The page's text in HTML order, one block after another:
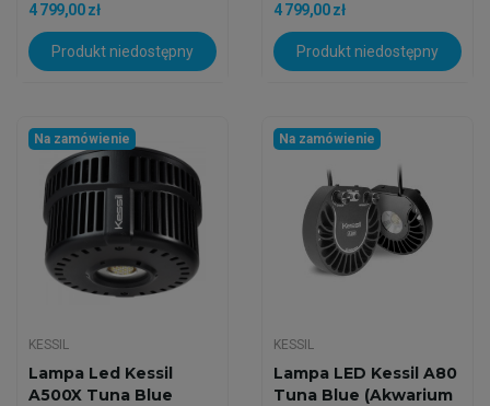
4 799,00 zł
Produkt niedostępny
4 799,00 zł
Produkt niedostępny
Na zamówienie
KESSIL
Lampa Led Kessil
A500X Tuna Blue
Na zamówienie
KESSIL
Lampa LED Kessil A80
Tuna Blue (Akwarium